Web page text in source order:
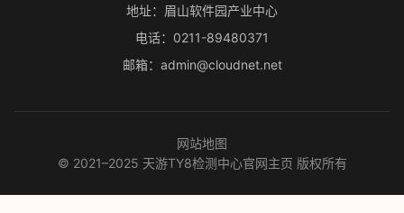
地址：眉山软件园产业中心
电话：0211-89480371
邮箱：admin@cloudnet.net
网站地图
© 2021–2025 天游TY8检测中心官网主页 版权所有